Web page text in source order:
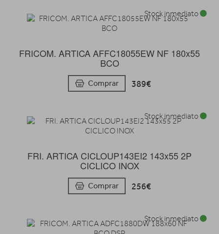
FRICOM. ARTICA AFFC18055EW NF 180x55
BCO
Comprar 389€
Stock inmediato
FRI. ARTICA CICLOUP143EI2 143x55 2P
CICLICO INOX
Comprar 256€
Stock inmediato
Stock inmediato